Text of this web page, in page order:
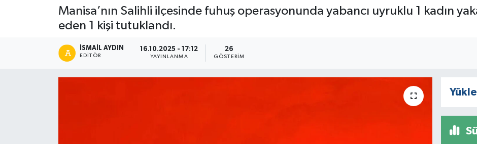
Manisa’nın Salihli ilçesinde fuhuş operasyonunda yabancı uyruklu 1 kadın
eden 1 kişi tutuklandı.
İSMAIL AYDIN
EDITÖR
16.10.2025 - 17:12
YAYINLANMA
26
GÖSTERIM
RESMİ REKLAM